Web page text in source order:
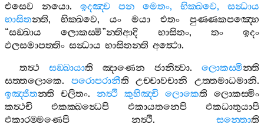
එසෙව
නයො. ඉදඤ‍්ච පන මෙතං,භික‍්ඛවෙ,සන්‍ධාය
භාසිතන‍්ති, භික‍්ඛවෙ, යං මයා එතං
පුණ‍්ණකපඤ‍්හෙ
“සඞ‍්ඛාය ලොකස‍්මි”න‍්තිආදි භාසිතං, තං
ඉදං
ඵලසමාපත‍්තිං සන්‍ධාය භාසිතන‍්ති අත්‍ථො.
තත්‍ථ
සඞ‍්ඛායාති ඤාණෙන ජානිත්‍වා. ලොකස‍්මින‍්ති
සත‍්තලොකෙ. පරොපරානීති උච‍්චාවචානි උත‍්තමාධමානි.
ඉඤ‍්ජිතන‍්ති චලිතං. නත්‍ථි කුහිඤ‍්චි ලොකෙති
ලොකස‍්මිං
කත්‍ථචි
එකක‍්ඛන්‍ධෙපි එකායතනෙපි
එකධාතුයාපි
එකාරම‍්මණෙපි
නත්‍ථි. සන‍්තොති